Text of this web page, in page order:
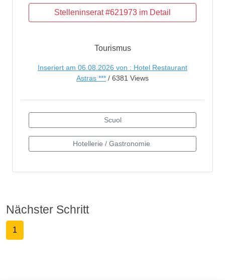
Tourismus
Inseriert am 06.08.2026 von : Hotel Restaurant
Astras *** / 6381 Views
Nächster Schritt
1